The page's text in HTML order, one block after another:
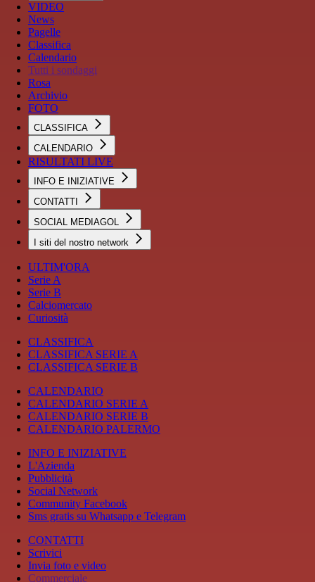
VIDEO
News
Pagelle
Classifica
Calendario
Tutti i sondaggi
Rosa
Archivio
FOTO
CLASSIFICA
CALENDARIO
RISULTATI LIVE
INFO E INIZIATIVE
CONTATTI
SOCIAL MEDIAGOL
I siti del nostro network
ULTIM'ORA
Serie A
Serie B
Calciomercato
Curiosità
CLASSIFICA
CLASSIFICA SERIE A
CLASSIFICA SERIE B
CALENDARIO
CALENDARIO SERIE A
CALENDARIO SERIE B
CALENDARIO PALERMO
INFO E INIZIATIVE
L'Azienda
Pubblicità
Social Network
Community Facebook
Sms gratis su Whatsapp e Telegram
CONTATTI
Scrivici
Invia foto e video
Commerciale